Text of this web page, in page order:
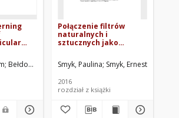
- type
Bełdowski, Piotr Augé II, Wayne K. Hładyszowski,
Połączenie filtrów
naturalnych i
sztucznych jako
ochrony
przeciwsłonecznej w
kosmetycznych
Smyk, Paulina Smyk, Ernest
2016
rozdział z książki